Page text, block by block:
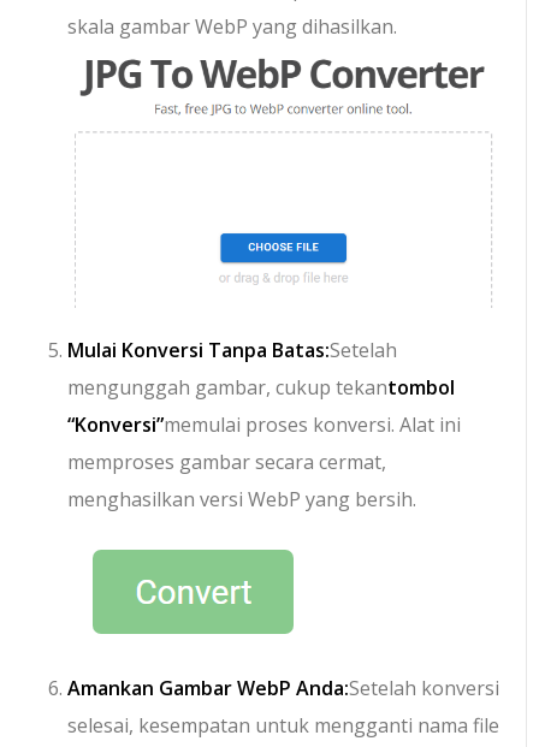
skala gambar WebP yang dihasilkan.
Mulai Konversi Tanpa Batas:Setelah
mengunggah gambar, cukup tekantombol
“Konversi”memulai proses konversi. Alat ini
memproses gambar secara cermat,
menghasilkan versi WebP yang bersih.
Amankan Gambar WebP Anda:Setelah konversi
selesai, kesempatan untuk mengganti nama file